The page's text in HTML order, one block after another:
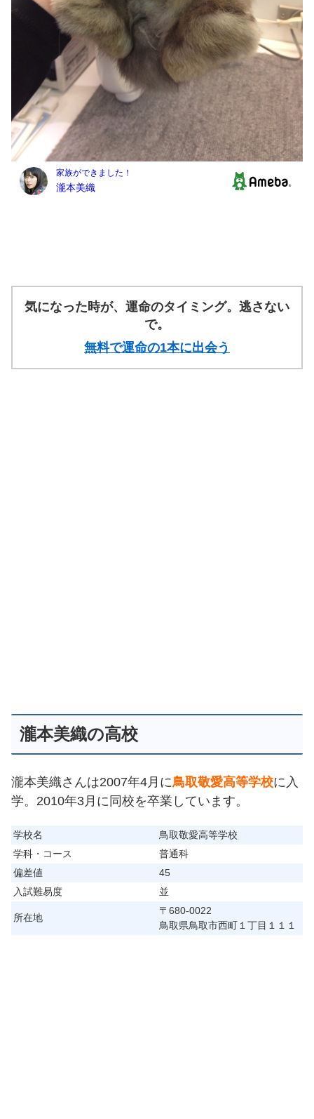
気になった時が、運命のタイミング。逃さない
で。
無料で運命の1本に出会う
瀧本美織の高校
瀧本美織さんは2007年4月に鳥取敬愛高等学校に入
学。2010年3月に同校を卒業しています。
学校名
鳥取敬愛高等学校
学科・コース
普通科
偏差値
45
入試難易度
並
所在地
〒680-0022
鳥取県鳥取市西町１丁目１１１